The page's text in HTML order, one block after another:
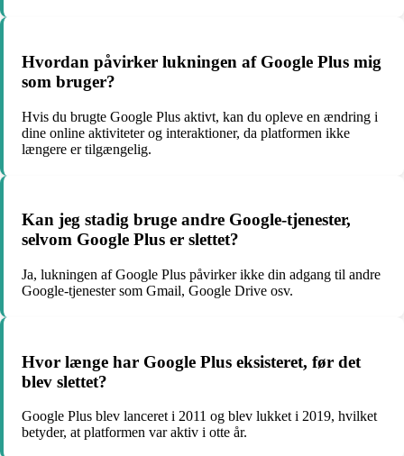
Hvordan påvirker lukningen af Google Plus mig
som bruger?
Hvis du brugte Google Plus aktivt, kan du opleve en ændring i
dine online aktiviteter og interaktioner, da platformen ikke
længere er tilgængelig.
Kan jeg stadig bruge andre Google-tjenester,
selvom Google Plus er slettet?
Ja, lukningen af Google Plus påvirker ikke din adgang til andre
Google-tjenester som Gmail, Google Drive osv.
Hvor længe har Google Plus eksisteret, før det
blev slettet?
Google Plus blev lanceret i 2011 og blev lukket i 2019, hvilket
betyder, at platformen var aktiv i otte år.